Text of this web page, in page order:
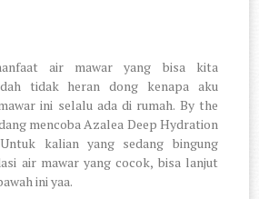
air mawar yang bisa kita
tidak heran dong kenapa aku
ini selalu ada di rumah. By the
mencoba Azalea Deep Hydration
kalian yang sedang bingung
air mawar yang cocok, bisa lanjut
ini yaa.